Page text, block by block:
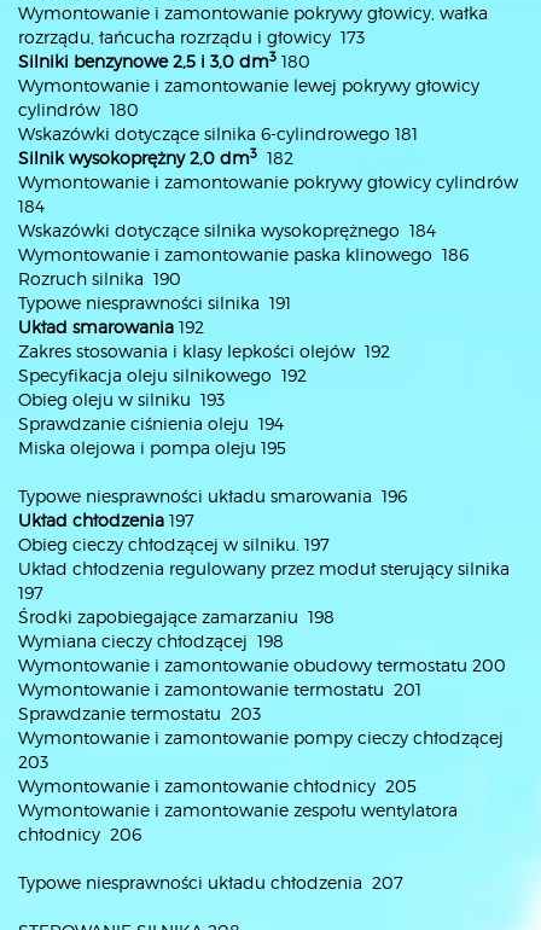
Wymontowanie i zamontowanie pokrywy głowicy, wałka
rozrządu, łańcucha rozrządu i głowicy 173
Silniki benzynowe 2,5 i 3,0 dm3 180
Wymontowanie i zamontowanie lewej pokrywy głowicy
cylindrów 180
Wskazówki dotyczące silnika 6-cylindrowego 181
Silnik wysokoprężny 2,0 dm3
182
Wymontowanie i zamontowanie pokrywy głowicy cylindrów
184
Wskazówki dotyczące silnika wysokoprężnego 184
Wymontowanie i zamontowanie paska klinowego 186
Rozruch silnika 190
Typowe niesprawności silnika 191
Układ smarowania 192
Zakres stosowania i klasy lepkości olejów 192
Specyfikacja oleju silnikowego 192
Obieg oleju w silniku 193
Sprawdzanie ciśnienia oleju 194
Miska olejowa i pompa oleju 195
Typowe niesprawności układu smarowania 196
Układ chłodzenia 197
Obieg cieczy chłodzącej w silniku. 197
Układ chłodzenia regulowany przez moduł sterujący silnika
197
Środki zapobiegające zamarzaniu 198
Wymiana cieczy chłodzącej 198
Wymontowanie i zamontowanie obudowy termostatu 200
Wymontowanie i zamontowanie termostatu 201
Sprawdzanie termostatu 203
Wymontowanie i zamontowanie pompy cieczy chłodzącej
203
Wymontowanie i zamontowanie chłodnicy 205
Wymontowanie i zamontowanie zespołu wentylatora
chłodnicy 206
Typowe niesprawności układu chłodzenia 207